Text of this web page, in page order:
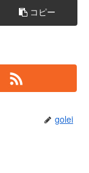
コピー
golei